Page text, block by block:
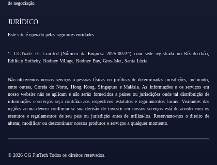
de negociação.
JURÍDICO:
Este site é operado pelas seguintes entidades:
1. CGTrade LC Limited (Número da Empresa 2025-00724) com sede registrada no Rés-do-chão,
Edifício Sotheby, Rodney Village, Rodney Bay, Gros-Islet, Santa Lúcia.
Não oferecemos nossos serviços a pessoas físicas ou jurídicas de determinadas jurisdições, incluindo,
entre outras, Coreia do Norte, Hong Kong, Singapura e Malásia. As informações e os serviços em
nosso website não se aplicam e não serão fornecidos a países ou jurisdições onde tal distribuição de
informações e serviços seja contrária aos respectivos estatutos e regulamentos locais. Visitantes das
regiões acima devem confirmar se sua decisão de investir em nossos serviços está de acordo com os
estatutos e regulamentos de seu país ou jurisdição antes de utilizá-los. Reservamo-nos o direito de
alterar, modificar ou descontinuar nossos produtos e serviços a qualquer momento.
© 2026 CG FinTech Todos os direitos reservados.